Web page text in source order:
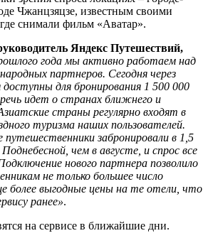
Чжанцзяцзе, известным своими
снимали фильм «Аватар».
Яндекс Путешествий,
года мы активно работаем над
партнеров. Сегодня через
для бронирования 1 500 000
идет о странах ближнего и
страны регулярно входят в
туризма наших пользователей.
забронировали в 1,5
чем в августе, и спрос все
нового партнера позволило
не только большее число
более выгодные цены на те отели, что
ранее».
на сервисе в ближайшие дни.